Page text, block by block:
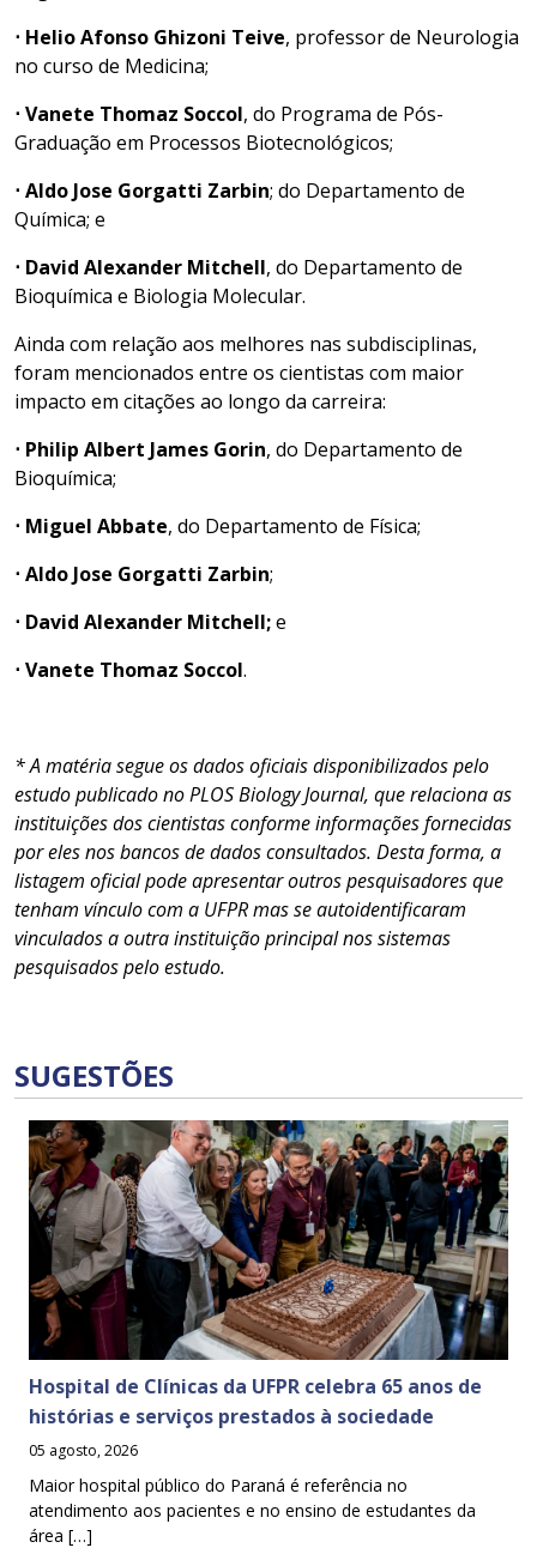
⋅ Helio Afonso Ghizoni Teive, professor de Neurologia
no curso de Medicina;
⋅ Vanete Thomaz Soccol, do Programa de Pós-
Graduação em Processos Biotecnológicos;
⋅ Aldo Jose Gorgatti Zarbin; do Departamento de
Química; e
⋅ David Alexander Mitchell, do Departamento de
Bioquímica e Biologia Molecular.
Ainda com relação aos melhores nas subdisciplinas,
foram mencionados entre os cientistas com maior
impacto em citações ao longo da carreira:
⋅ Philip Albert James Gorin, do Departamento de
Bioquímica;
⋅ Miguel Abbate, do Departamento de Física;
⋅ Aldo Jose Gorgatti Zarbin;
⋅ David Alexander Mitchell;e
⋅ Vanete Thomaz Soccol.
* A matéria segue os dados oficiais disponibilizados pelo
estudo publicado no PLOS Biology Journal, que relaciona as
instituições dos cientistas conforme informações fornecidas
por eles nos bancos de dados consultados. Desta forma, a
listagem oficial pode apresentar outros pesquisadores que
tenham vínculo com a UFPR mas se autoidentificaram
vinculados a outra instituição principal nos sistemas
pesquisados pelo estudo.
SUGESTÕES
Hospital de Clínicas da UFPR celebra 65 anos de
histórias e serviços prestados à sociedade
05 agosto, 2026
Maior hospital público do Paraná é referência no
atendimento aos pacientes e no ensino de estudantes da
área […]